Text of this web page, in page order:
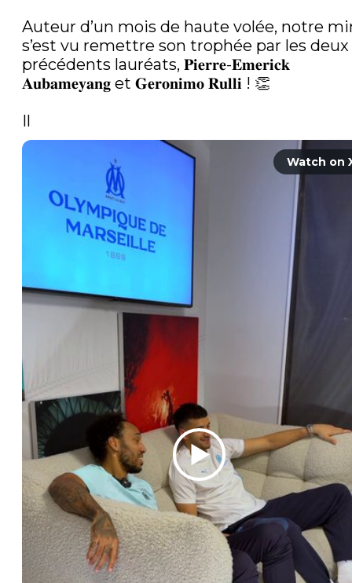
Auteur d’un mois de haute volée, notre
s’est vu remettre son trophée par les deux
précédents lauréats, 𝐏𝐢𝐞𝐫𝐫𝐞-𝐄𝐦𝐞𝐫𝐢𝐜𝐤
𝐀𝐮𝐛𝐚𝐦𝐞𝐲𝐚𝐧𝐠 et 𝐆𝐞𝐫𝐨𝐧𝐢𝐦𝐨 𝐑𝐮𝐥𝐥𝐢 ! 👏
Il
Watch on